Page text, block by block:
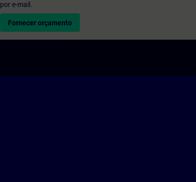
por e-mail.
Fornecer orçamento